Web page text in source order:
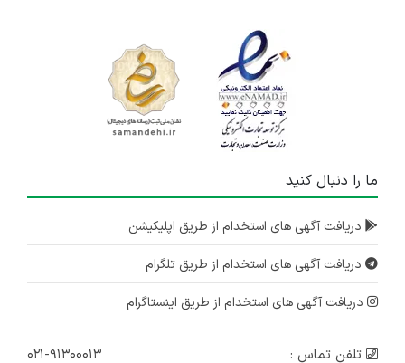
ما را دنبال کنید
دریافت آگهی های استخدام از طریق اپلیکیشن
دریافت آگهی های استخدام از طریق تلگرام
دریافت آگهی های استخدام از طریق اینستاگرام
تلفن تماس : ۰۲۱-۹۱۳۰۰۰۱۳